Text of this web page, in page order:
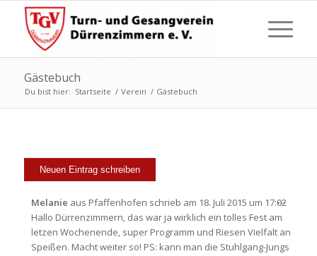
Gästebuch
Du bist hier: Startseite / Verein / Gästebuch
Melanie aus Pfaffenhofen schrieb am 18. Juli 2015 um 17:02
Hallo Dürrenzimmern, das war ja wirklich ein tolles Fest am
letzen Wochenende, super Programm und Riesen Vielfalt an
Speißen. Macht weiter so! PS: kann man die Stuhlgang-Jungs
...Diese